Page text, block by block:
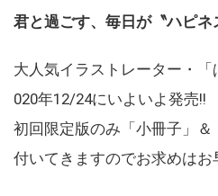
君と過ごす、毎日が〝ハピネ
大人気イラストレーター・
020年12/24にいよいよ発売!!
初回限定版のみ「小冊子」
付いてきますのでお求めはお